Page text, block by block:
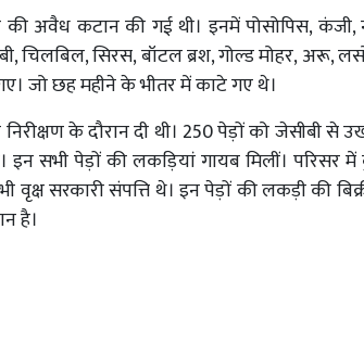
अवैध कटान की गई थी। इनमें पोसोपिस, कंजी,
चिलबिल, सिरस, बॉटल ब्रश, गोल्ड मोहर, अरू,
जो छह महीने के भीतर में काटे गए थे।
के दौरान दी थी। 250 पेड़ों को जेसीबी से
सभी पेड़ों की लकड़ियां गायब मिलीं। परिसर
वृक्ष सरकारी संपत्ति थे। इन पेड़ों की लकड़ी की
है।